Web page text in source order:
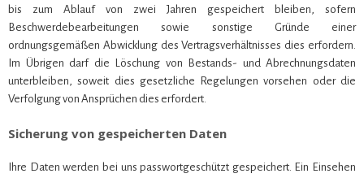
bis zum Ablauf von zwei Jahren gespeichert bleiben, sofern
Beschwerdebearbeitungen sowie sonstige Gründe einer
ordnungsgemäßen Abwicklung des Vertragsverhältnisses dies erfordern.
Im Übrigen darf die Löschung von Bestands- und Abrechnungsdaten
unterbleiben, soweit dies gesetzliche Regelungen vorsehen oder die
Verfolgung von Ansprüchen dies erfordert.
Sicherung von gespeicherten Daten
Ihre Daten werden bei uns passwortgeschützt gespeichert. Ein Einsehen